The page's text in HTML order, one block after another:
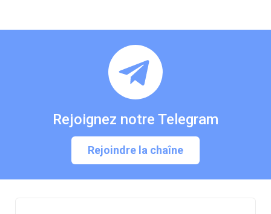
Rejoignez notre Telegram
Rejoindre la chaîne